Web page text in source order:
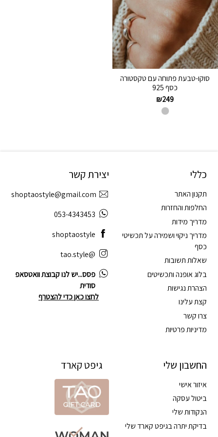
סוקו-טבעת פתוחה עם טקסטורה
כסף 925
₪249
כללי
תקנון האתר
החלפות והחזרות
מדריך מידות
מדריך ניקוי ושמירה על תכשיטי
כסף
שאלות תשובות
בלוג אופנה ותכשיטים
הצהרת נגישות
קצת עלינו
צרו קשר
מדיניות פרטיות
החשבון שלי
איזור אישי
ביטול עסקה
הנקודות שלי
בדיקת יתרה בגיפט קארד שלי
יצירת קשר
shoptaostyle@gmail.com
053-4343453
shoptaostyle
@tao.style
פסס...יש לנו קבוצת וואטסאפ
סודית
לחצו כאן כדי להצטרף
גיפט קארד